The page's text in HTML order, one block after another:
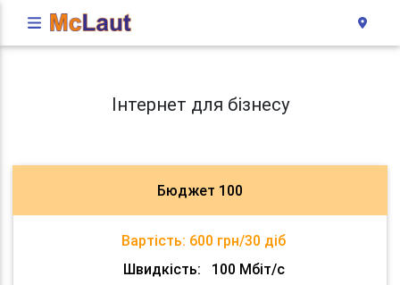
Інтернет для бізнесу
Бюджет 100
Вартість: 600 грн/30 діб
Швидкість:
100 Мбіт/с